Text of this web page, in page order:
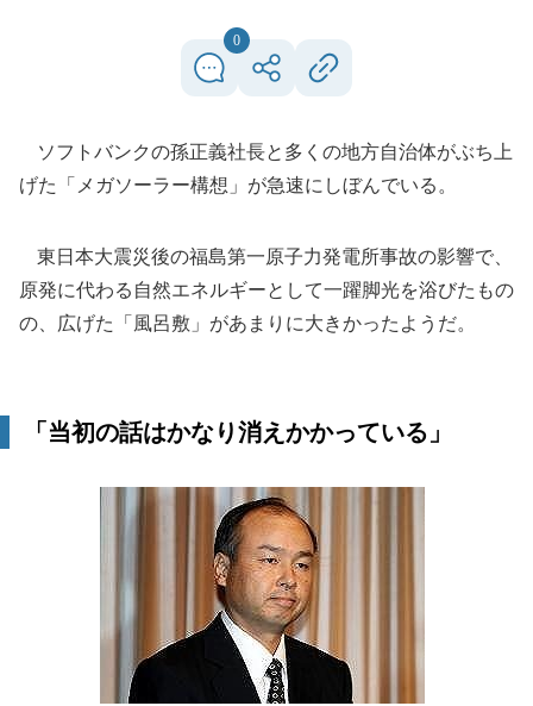
0
ソフトバンクの孫正義社長と多くの地方自治体がぶち上
げた「メガソーラー構想」が急速にしぼんでいる。
東日本大震災後の福島第一原子力発電所事故の影響で、
原発に代わる自然エネルギーとして一躍脚光を浴びたもの
の、広げた「風呂敷」があまりに大きかったようだ。
「当初の話はかなり消えかかっている」